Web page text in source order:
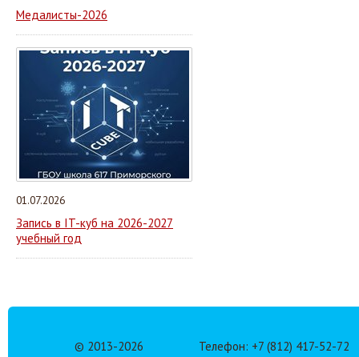
Медалисты-2026
01.07.2026
Запись в IT-куб на 2026-2027
учебный год
© 2013-2026 Телефон: +7 (812) 417-52-72